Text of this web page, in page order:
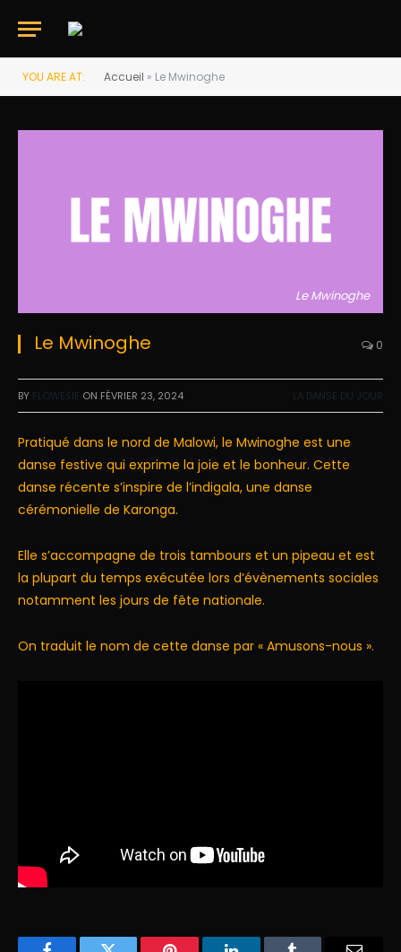
YOU ARE AT: Accueil » Le Mwinoghe
Le Mwinoghe
Le Mwinoghe 0
BY FLOWESIE ON FÉVRIER 23, 2024 LA DANSE DU JOUR
Pratiqué dans le nord de Malowi, le Mwinoghe est une
danse festive qui exprime la joie et le bonheur. Cette
danse récente s’inspire de l’indigala, une danse
cérémonielle de Karonga.
Elle s’accompagne de trois tambours et un pipeau et est
la plupart du temps exécutée lors d’évènements sociales
notamment les jours de fête nationale.
On traduit le nom de cette danse par « Amusons-nous ».